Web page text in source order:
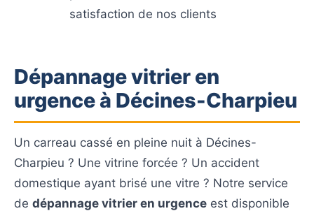
satisfaction de nos clients
Dépannage vitrier en
urgence à Décines-Charpieu
Un carreau cassé en pleine nuit à Décines-
Charpieu ? Une vitrine forcée ? Un accident
domestique ayant brisé une vitre ? Notre service
de dépannage vitrier en urgence est disponible